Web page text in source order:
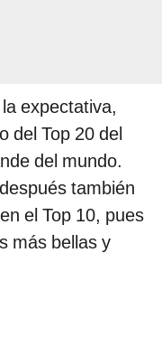
expectativa,
del Top 20 del
del mundo.
también
el Top 10, pues
más bellas y